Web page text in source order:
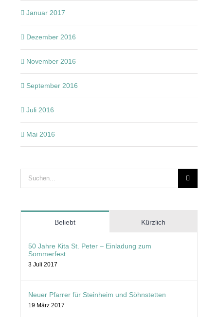
Januar 2017
Dezember 2016
November 2016
September 2016
Juli 2016
Mai 2016
Suche
nach:
Beliebt Kürzlich
50 Jahre Kita St. Peter – Einladung zum
Sommerfest
3 Juli 2017
Neuer Pfarrer für Steinheim und Söhnstetten
19 März 2017